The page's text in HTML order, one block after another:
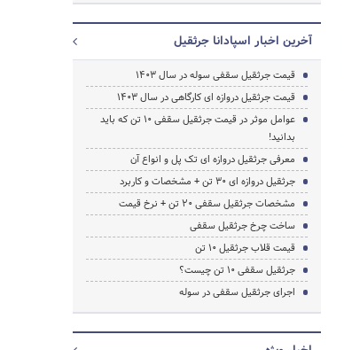
آخرین اخبار اسپادانا جرثقیل
قیمت جرثقیل سقفی سوله در سال 1403
قیمت جرثقیل دروازه ای کارگاهی در سال 1403
عوامل موثر در قیمت جرثقیل سقفی 10 تن که باید
بدانید!
معرفی جرثقیل دروازه ای تک پل و انواع آن
جرثقیل دروازه ای 30 تن + مشخصات و کاربرد
مشخصات جرثقیل سقفی 20 تن + نرخ قیمت
ساخت چرخ جرثقیل سقفی
قیمت قلاب جرثقیل 10 تن
جرثقیل سقفی ۱۰ تن چیست؟
اجرای جرثقیل سقفی در سوله